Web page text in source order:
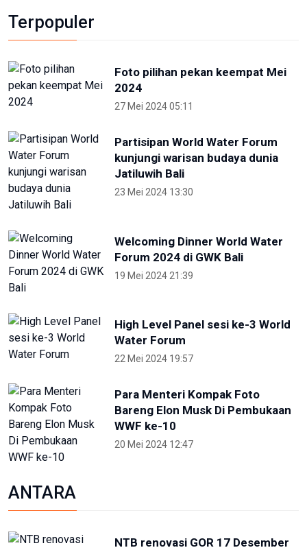
Terpopuler
Foto pilihan pekan keempat Mei
2024
27 Mei 2024 05:11
Partisipan World Water Forum
kunjungi warisan budaya dunia
Jatiluwih Bali
23 Mei 2024 13:30
Welcoming Dinner World Water
Forum 2024 di GWK Bali
19 Mei 2024 21:39
High Level Panel sesi ke-3 World
Water Forum
22 Mei 2024 19:57
Para Menteri Kompak Foto
Bareng Elon Musk Di Pembukaan
WWF ke-10
20 Mei 2024 12:47
ANTARA
NTB renovasi GOR 17 Desember